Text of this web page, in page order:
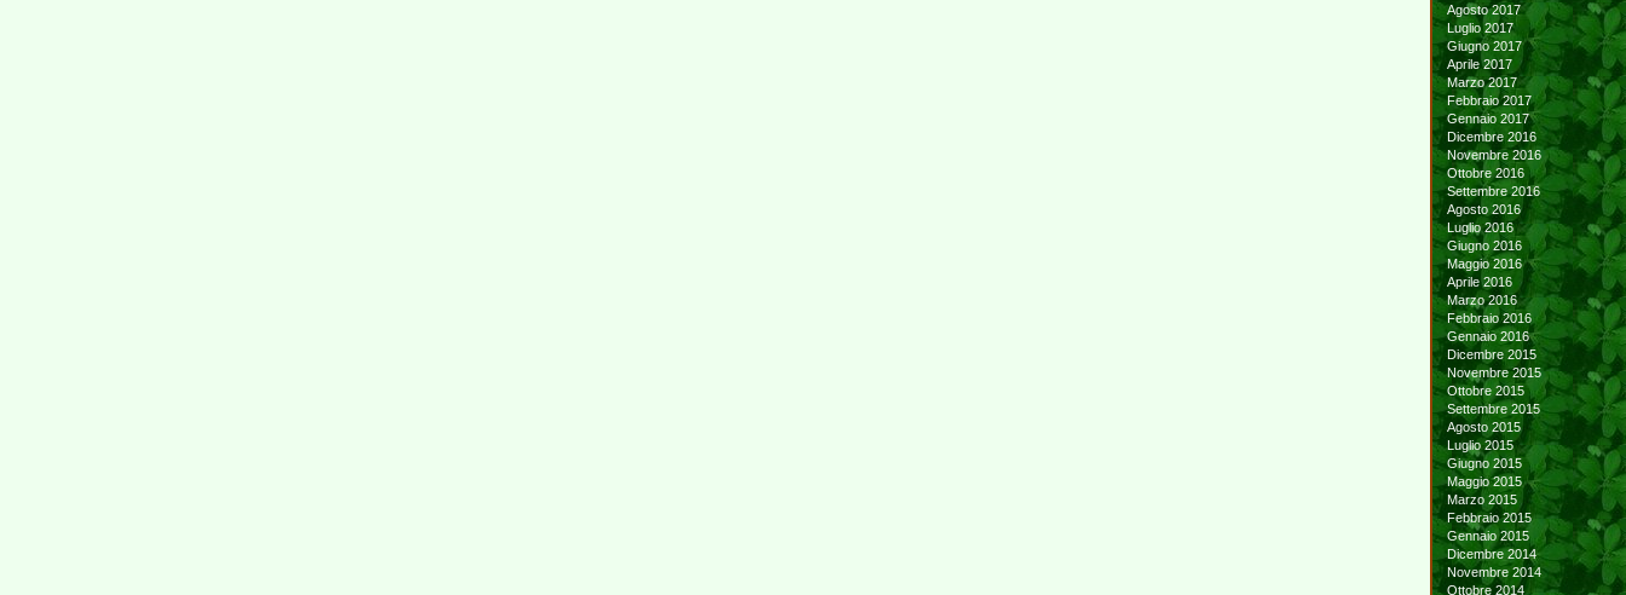
Agosto 2017
Luglio 2017
Giugno 2017
Aprile 2017
Marzo 2017
Febbraio 2017
Gennaio 2017
Dicembre 2016
Novembre 2016
Ottobre 2016
Settembre 2016
Agosto 2016
Luglio 2016
Giugno 2016
Maggio 2016
Aprile 2016
Marzo 2016
Febbraio 2016
Gennaio 2016
Dicembre 2015
Novembre 2015
Ottobre 2015
Settembre 2015
Agosto 2015
Luglio 2015
Giugno 2015
Maggio 2015
Marzo 2015
Febbraio 2015
Gennaio 2015
Dicembre 2014
Novembre 2014
Ottobre 2014